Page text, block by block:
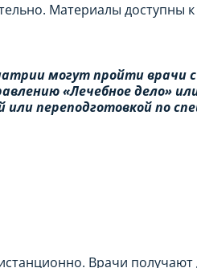
Материалы доступны
могут пройти врачи
«Лечебное дело»
переподготовкой по
Врачи получают